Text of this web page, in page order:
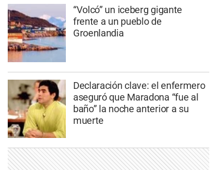
“Volcó” un iceberg gigante
frente a un pueblo de
Groenlandia
Declaración clave: el enfermero
aseguró que Maradona “fue al
baño” la noche anterior a su
muerte